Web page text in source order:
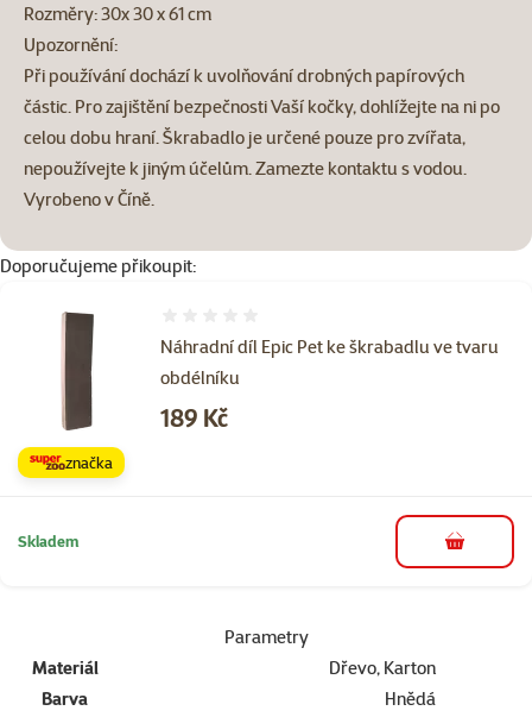
Rozměry: 30x 30 x 61 cm
Upozornění:
Při používání dochází k uvolňování drobných papírových
částic. Pro zajištění bezpečnosti Vaší kočky, dohlížejte na ni po
celou dobu hraní. Škrabadlo je určené pouze pro zvířata,
nepoužívejte k jiným účelům. Zamezte kontaktu s vodou.
Vyrobeno v Číně.
Doporučujeme přikoupit:
Náhradní díl Epic Pet ke škrabadlu ve tvaru
obdélníku
Cena
189 Kč
značka
Skladem do košíku
Parametry
Materiál
Dřevo, Karton
Barva
Hnědá